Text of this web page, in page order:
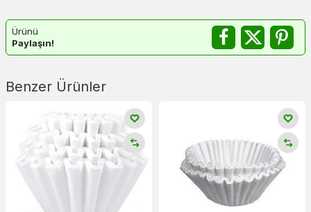
Ürünü
Paylaşın!
Benzer Ürünler